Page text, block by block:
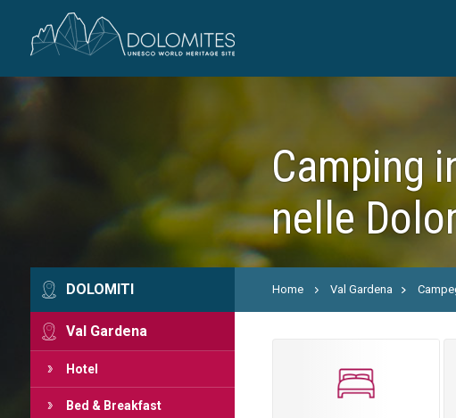
Camping
nelle
DOLOMITI
Val Gardena
Hotel
Bed & Breakfast
Home Val Gardena